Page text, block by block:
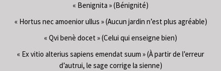
« Benignita » (Bénignité)
« Hortus nec amoenior ullus » (Aucun jardin n’est plus agréable)
« Qvi benè docet » (Celui qui enseigne bien)
« Ex vitio alterius sapiens emendat suum » (À partir de l’erreur
d’autrui, le sage corrige la sienne)